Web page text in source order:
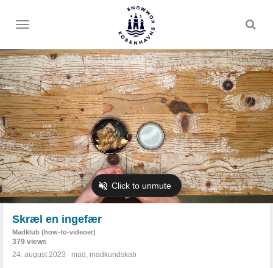
Toggle
Skræl en ingefær
Madklub (how-to-videoer)
379 views
24. august 2023
mad , madkundskab